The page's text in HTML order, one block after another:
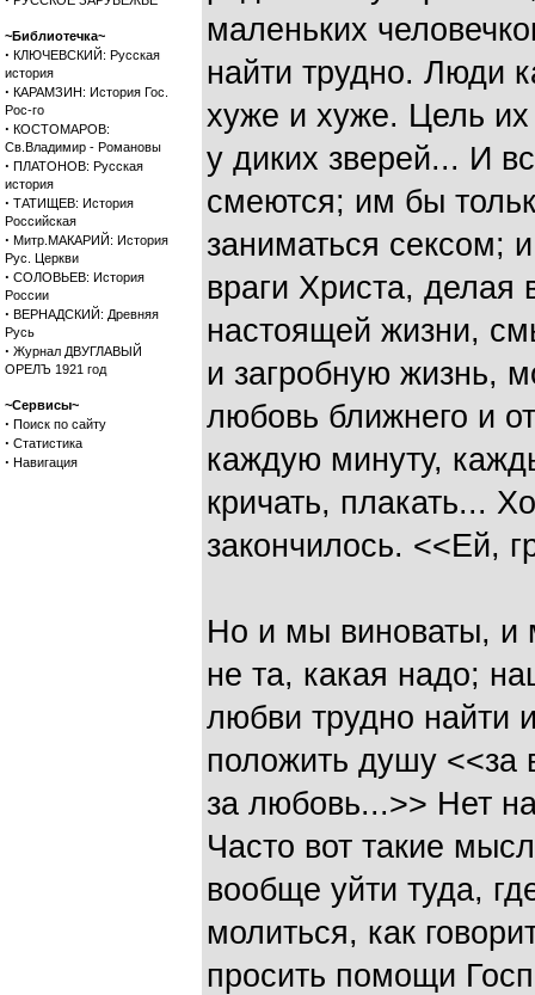
~Библиотечка~
· КЛЮЧЕВСКИЙ: Русская
история
· КАРАМЗИН: История Гос.
Рос-го
· КОСТОМАРОВ:
Св.Владимир - Романовы
· ПЛАТОНОВ: Русская
история
· ТАТИЩЕВ: История
Российская
· Митр.МАКАРИЙ: История
Рус. Церкви
· СОЛОВЬЕВ: История
России
· ВЕРНАДСКИЙ: Древняя
Русь
· Журнал ДВУГЛАВЫЙ
ОРЕЛЪ 1921 год
~Сервисы~
· Поиск по сайту
· Статистика
· Навигация
маленьких
найти трудно. Люди
хуже и хуже. Цель их
у диких зверей... И
смеются; им бы
заниматься сексом;
враги Христа, делая
настоящей жизни,
и загробную жизнь,
любовь ближнего и
каждую минуту,
кричать, плакать...
закончилось. <<Ей,
Но и мы виноваты,
не та, какая надо;
любви трудно найти
положить душу <<за
за любовь...>> Нет
Часто вот такие
вообще уйти туда,
молиться, как
просить помощи